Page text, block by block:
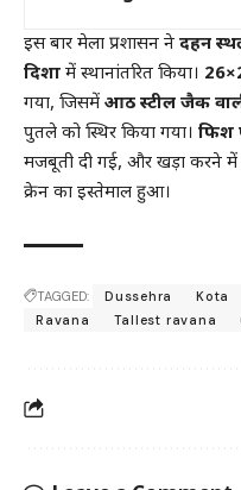
इस बार मेला प्रशासन ने दहन
दिशा में स्थानांतरित किया।
गया, जिसमें आठ स्टील जैक
पुतले को स्थिर किया गया। फिश
मजबूती दी गई, और खड़ा करने में
क्रेन का इस्तेमाल हुआ।
TAGGED: Dussehra Kota
Ravana
Tallest ravana